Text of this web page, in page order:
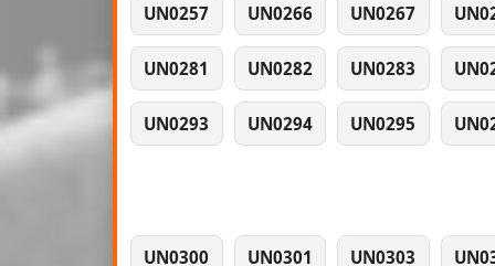
UN0257 UN0266 UN0267
UN0281 UN0282 UN0283
UN0293 UN0294 UN0295
UN0300 UN0301 UN0303